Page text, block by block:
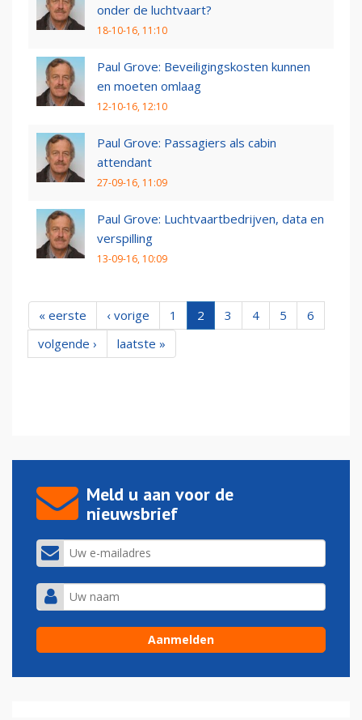
onder de luchtvaart?
18-10-16, 11:10
Paul Grove: Beveiligingskosten kunnen
en moeten omlaag
12-10-16, 12:10
Paul Grove: Passagiers als cabin
attendant
27-09-16, 11:09
Paul Grove: Luchtvaartbedrijven, data en
verspilling
13-09-16, 10:09
« eerste ‹ vorige 1 2 3 4 5
6
volgende ›
laatste »
Meld u aan voor de
nieuwsbrief